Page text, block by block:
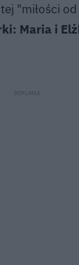
"miłości
Maria i